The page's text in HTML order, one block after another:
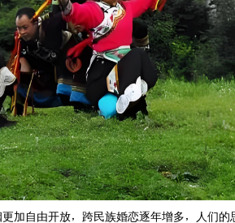
加自由开放，跨民族婚恋逐年增多，人们
归的守护者——对话黔西南州兴 邛